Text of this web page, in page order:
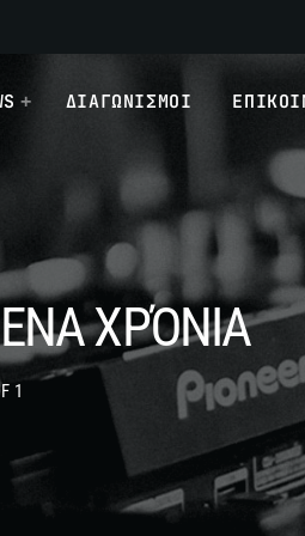
ΔΙΑΓΩΝΙΣΜΟΙ
ΧΡΌΝΙΑ
1